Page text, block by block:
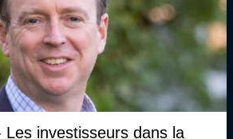
Les investisseurs dans la